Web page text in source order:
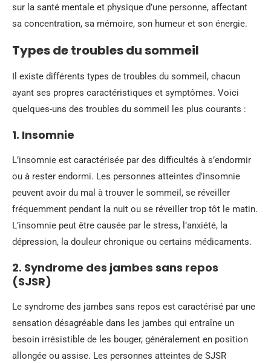
sur la santé mentale et physique d’une personne, affectant
sa concentration, sa mémoire, son humeur et son énergie.
Types de troubles du sommeil
Il existe différents types de troubles du sommeil, chacun
ayant ses propres caractéristiques et symptômes. Voici
quelques-uns des troubles du sommeil les plus courants :
1. Insomnie
L’insomnie est caractérisée par des difficultés à s’endormir
ou à rester endormi. Les personnes atteintes d’insomnie
peuvent avoir du mal à trouver le sommeil, se réveiller
fréquemment pendant la nuit ou se réveiller trop tôt le matin.
L’insomnie peut être causée par le stress, l’anxiété, la
dépression, la douleur chronique ou certains médicaments.
2. Syndrome des jambes sans repos
(SJSR)
Le syndrome des jambes sans repos est caractérisé par une
sensation désagréable dans les jambes qui entraîne un
besoin irrésistible de les bouger, généralement en position
allongée ou assise. Les personnes atteintes de SJSR